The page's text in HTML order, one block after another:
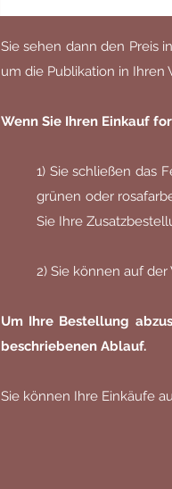
Sie sehen dann den Preis
um die Publikation in Ihren
Wenn Sie Ihren Einkauf
1) Sie schließen das
grünen oder
Sie Ihre
2) Sie können auf
Um Ihre Bestellung
beschriebenen Ablauf.
Sie können Ihre Einkäufe